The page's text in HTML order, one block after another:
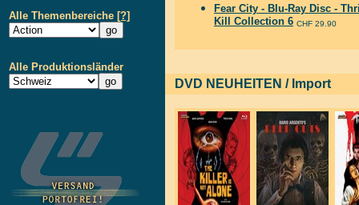
Alle Themenbereiche [?]
Alle Produktionsländer
Fear City - Blu-Ray Disc -
Kill Collection 6 CHF 29.90
DVD NEUHEITEN / Import